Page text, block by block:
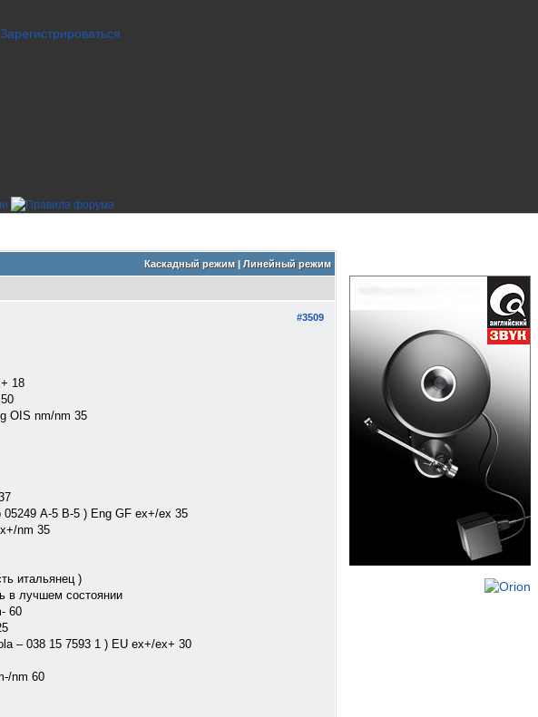
Зарегистрироваться
Каскадный режим| Линейный режим
#3509
18
OIS nm/nm 35
05249 А-5 В-5 ) Eng GF ex+/ex 35
nm 35
итальянец )
в лучшем состоянии
60
– 038 15 7593 1 ) EU ex+/ex+ 30
nm 60